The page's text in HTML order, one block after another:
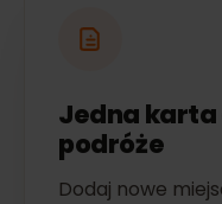
Jedna karta
podróże
Dodaj nowe